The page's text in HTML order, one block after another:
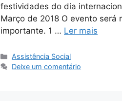
festividades do dia
Março de 2018 O evento
importante. 1 … Ler mais
Assistência Social
Deixe um comentário